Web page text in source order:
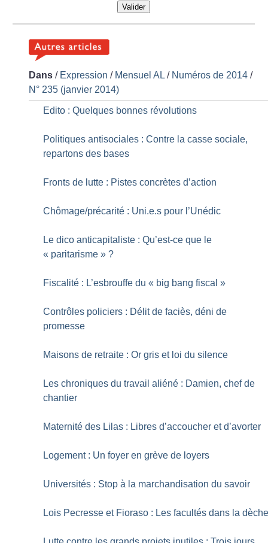
Valider
Dans / Expression / Mensuel AL / Numéros de 2014 /
N° 235 (janvier 2014)
Edito : Quelques bonnes révolutions
Politiques antisociales : Contre la casse sociale,
repartons des bases
Fronts de lutte : Pistes concrètes d’action
Chômage/précarité : Uni.e.s pour l’Unédic
Le dico anticapitaliste : Qu’est-ce que le
« paritarisme » ?
Fiscalité : L’esbrouffe du « big bang fiscal »
Contrôles policiers : Délit de faciès, déni de
promesse
Maisons de retraite : Or gris et loi du silence
Les chroniques du travail aliéné : Damien, chef de
chantier
Maternité des Lilas : Libres d’accoucher et d’avorter
Logement : Un foyer en grève de loyers
Universités : Stop à la marchandisation du savoir
Lois Pecresse et Fioraso : Les facultés dans la